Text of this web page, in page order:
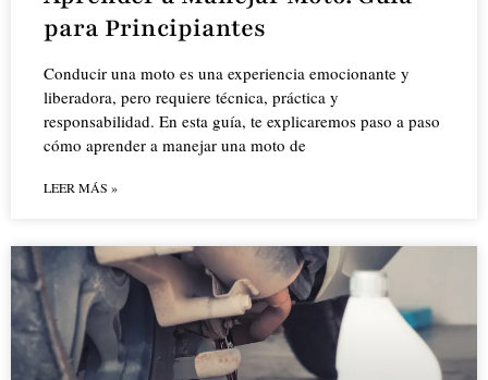
para Principiantes
Conducir una moto es una experiencia emocionante y
liberadora, pero requiere técnica, práctica y
responsabilidad. En esta guía, te explicaremos paso a paso
cómo aprender a manejar una moto de
LEER MÁS »